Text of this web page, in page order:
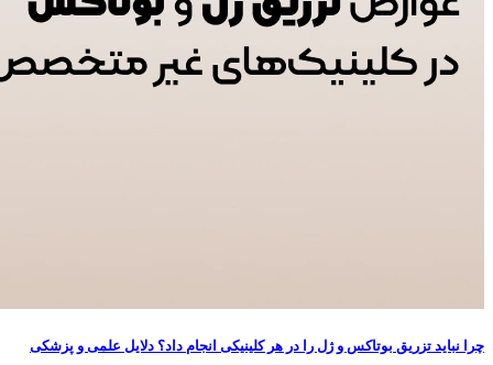
چرا نباید تزریق بوتاکس و ژل را در هر کلینیکی انجام داد؟ دلایل علمی و پزشکی